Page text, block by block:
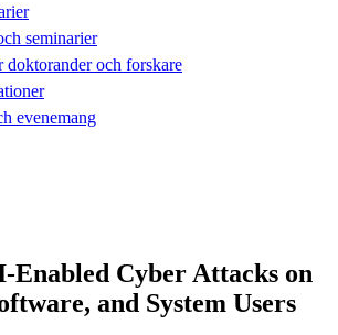
seminarier
doktorander och forskare
evenemang
Cyber Attacks on
and System Users